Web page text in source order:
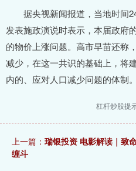
据央视新闻报道，当地时间
发表施政演说时表示，本届政府
的物价上涨问题。高市早苗还称
减少，在这一共识的基础上，将
内的、应对人口减少问题的体制。
杠杆炒股提
上一篇： 瑞银投资 电影解读｜致
缠斗